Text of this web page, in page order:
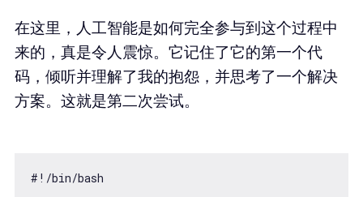
在这里，人工智能是如何完全参与到这个过程中
来的，真是令人震惊。它记住了它的第一个代
码，倾听并理解了我的抱怨，并思考了一个解决
方案。这就是第二次尝试。
#!/bin/bash